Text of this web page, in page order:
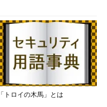
「トロイの木馬」とは